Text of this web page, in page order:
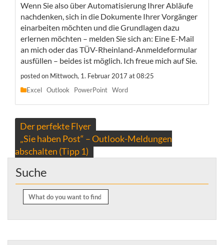
Wenn Sie also über Automatisierung Ihrer Abläufe
nachdenken, sich in die Dokumente Ihrer Vorgänger
einarbeiten möchten und die Grundlagen dazu
erlernen möchten – melden Sie sich an: Eine E-Mail
an mich oder das TÜV-Rheinland-Anmeldeformular
ausfüllen – beides ist möglich. Ich freue mich auf Sie.​
posted on Mittwoch, 1. Februar 2017 at 08:25
Excel Outlook PowerPoint Word
Beitragsnavigation
Der perfekte Flyer
„Sie haben Post“ – Outlook-Meldungen
abschalten (Tipp 1)
Suche
Search
for: